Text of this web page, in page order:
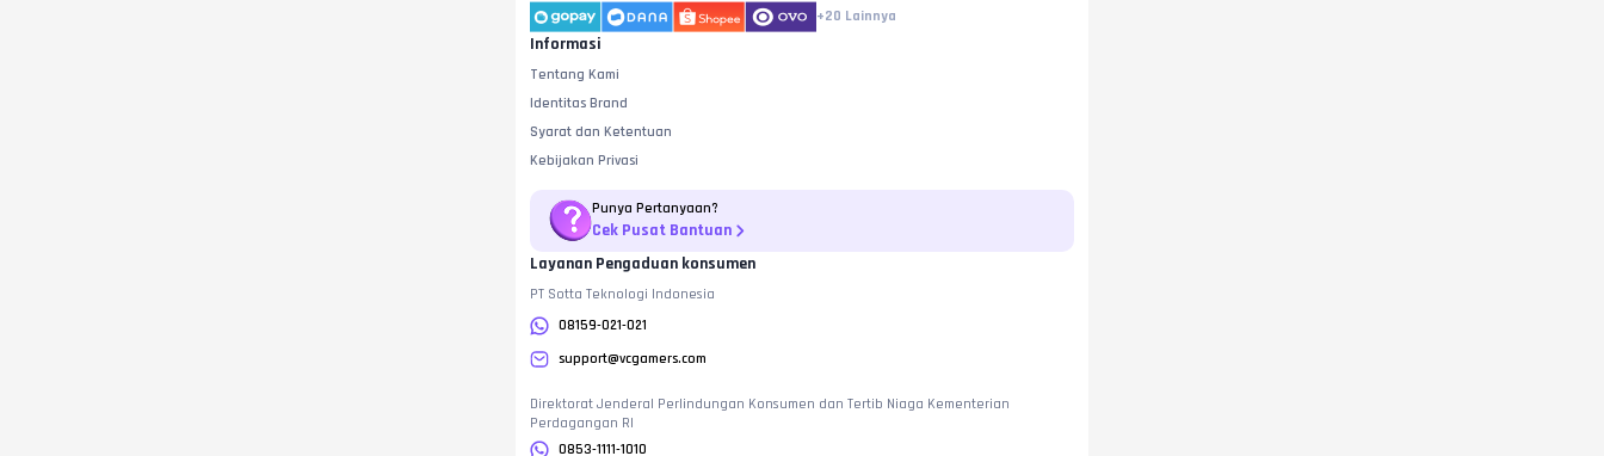
+20 Lainnya
Informasi
Tentang Kami
Identitas Brand
Syarat dan Ketentuan
Kebijakan Privasi
Punya Pertanyaan?
Cek Pusat Bantuan
Layanan Pengaduan konsumen
PT Sotta Teknologi Indonesia
08159-021-021
support@vcgamers.com
Direktorat Jenderal Perlindungan Konsumen dan Tertib Niaga Kementerian
Perdagangan RI
0853-1111-1010